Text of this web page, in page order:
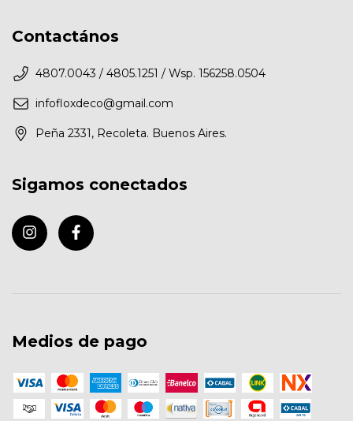
Contactános
4807.0043 / 4805.1251 / Wsp. 156258.0504
infofloxdeco@gmail.com
Peña 2331, Recoleta. Buenos Aires.
Sigamos conectados
Medios de pago